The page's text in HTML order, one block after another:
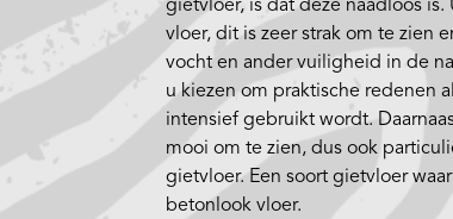
gietvloer, is dat deze naadloos
vloer, dit is zeer strak om te zien
vocht en ander vuiligheid in de
u kiezen om praktische redenen
intensief gebruikt wordt.
mooi om te zien, dus ook
gietvloer. Een soort gietvloer
betonlook vloer.